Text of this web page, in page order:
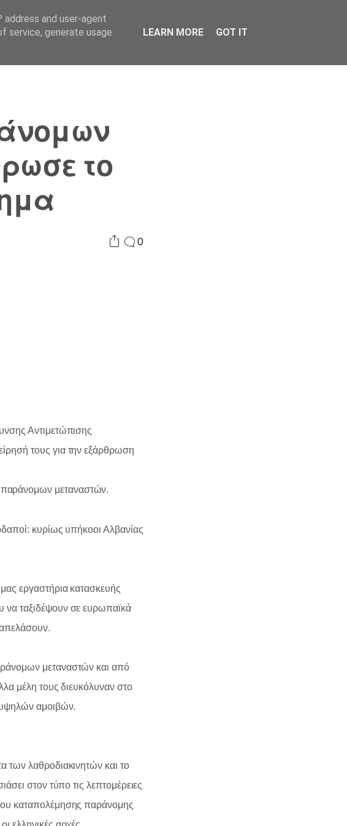
Ελλάδα Συνδικαλισμός Σ.Α. Επικοινωνία Κόσμος
το
0
Αντιμετώπισης
τους για την εξάρθρωση
μεταναστών.
κυρίως υπήκοοι Αλβανίας
εργαστήρια κατασκευής
να ταξιδέψουν σε ευρωπαϊκά
απελάσουν.
μεταναστών και από
μέλη τους διευκόλυναν στο
υψηλών αμοιβών.
των λαθροδιακινητών και το
στον τύπο τις λεπτομέρειες
καταπολέμησης παράνομης
and user-agent
service, generate usage
LEARN MORE GOT IT